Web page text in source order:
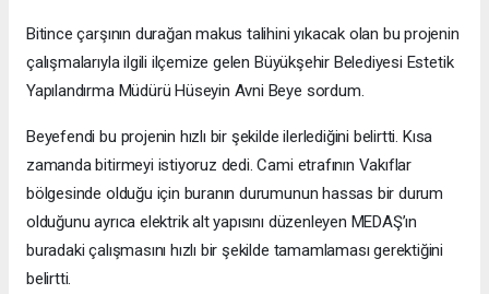
Bitince çarşının durağan makus talihini yıkacak olan bu projenin
çalışmalarıyla ilgili ilçemize gelen Büyükşehir Belediyesi Estetik
Yapılandırma Müdürü Hüseyin Avni Beye sordum.
Beyefendi bu projenin hızlı bir şekilde ilerlediğini belirtti. Kısa
zamanda bitirmeyi istiyoruz dedi. Cami etrafının Vakıflar
bölgesinde olduğu için buranın durumunun hassas bir durum
olduğunu ayrıca elektrik alt yapısını düzenleyen MEDAŞ’ın
buradaki çalışmasını hızlı bir şekilde tamamlaması gerektiğini
belirtti.